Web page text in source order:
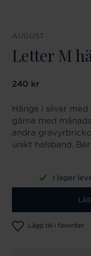
AUGUST
Letter M
Pris:240 kr
240 kr
Hänge i silver
gärna med
andra
unikt halsband.
I lager
Lägg till i favoriter